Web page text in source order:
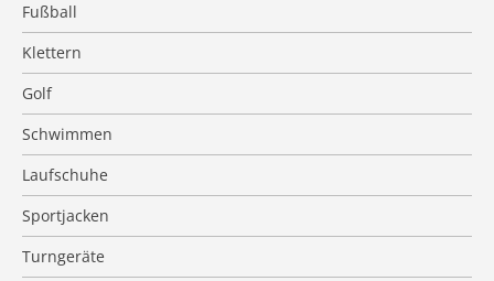
Fußball
Klettern
Golf
Schwimmen
Laufschuhe
Sportjacken
Turngeräte